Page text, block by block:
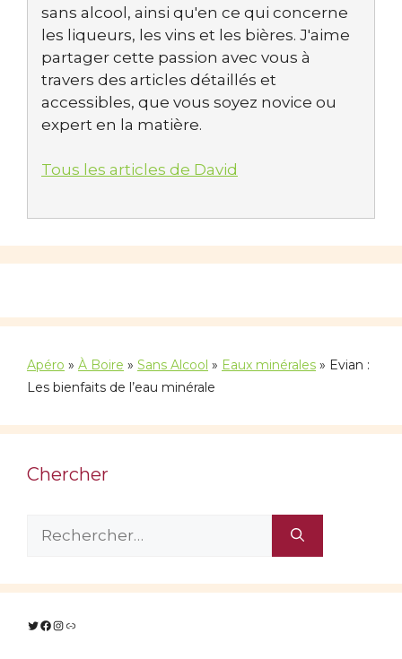
sans alcool, ainsi qu'en ce qui concerne
les liqueurs, les vins et les bières. J'aime
partager cette passion avec vous à
travers des articles détaillés et
accessibles, que vous soyez novice ou
expert en la matière.
Tous les articles de David
Apéro » À Boire » Sans Alcool » Eaux minérales » Evian :
Les bienfaits de l’eau minérale
Chercher
Twitter
Facebook
Instagram
Lien